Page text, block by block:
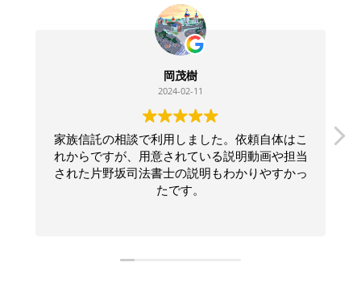
岡茂樹
2024-02-11
家族信託の相談で利用しました。依頼自体はこ
れからですが、用意されている説明動画や担当
された片野坂司法書士の説明もわかりやすかっ
たです。